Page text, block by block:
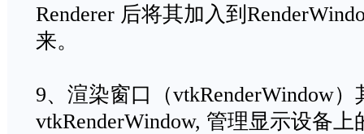
Renderer 后将其加入到
来。
9、渲染窗口（vtkRenderWindow）
vtkRenderWindow, 管理显示设备